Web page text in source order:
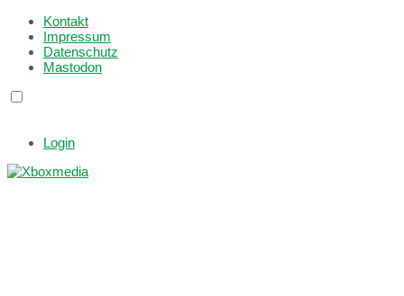
Kontakt
Impressum
Datenschutz
Mastodon
Login